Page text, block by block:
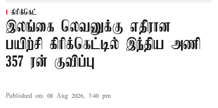
கிரிக்கெட்
இலங்கை லெவனுக்கு எதிரான
பயிற்சி கிரிக்கெட்டில் இந்திய அணி
357 ரன் குவிப்பு
Published on: 08 Aug 2026, 7:40 pm